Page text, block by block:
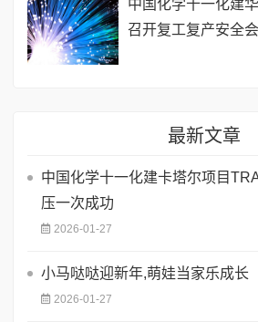
中国化学十一化建
召开复工复产安全会
最新文章
中国化学十一化建卡塔尔项目
压一次成功
2026-01-27
小马哒哒迎新年,萌娃当家乐成长
2026-01-27